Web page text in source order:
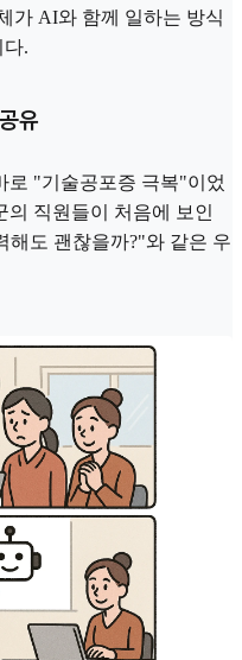
가 AI와 함께 일하는 방식
.
유
로 "기술공포증 극복"이었
의 직원들이 처음에 보인
도 괜찮을까?"와 같은 우